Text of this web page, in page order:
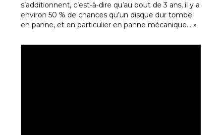
s’additionnent, c’est-à-dire qu’au bout de 3 ans, il y a
environ 50 % de chances qu’un disque dur tombe
en panne, et en particulier en panne mécanique… »